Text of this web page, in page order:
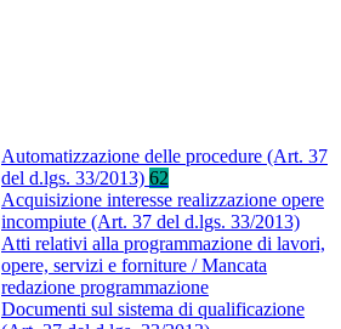
Automatizzazione delle procedure (Art. 37
del d.lgs. 33/2013) 62
Acquisizione interesse realizzazione opere
incompiute (Art. 37 del d.lgs. 33/2013)
Atti relativi alla programmazione di lavori,
opere, servizi e forniture / Mancata
redazione programmazione
Documenti sul sistema di qualificazione